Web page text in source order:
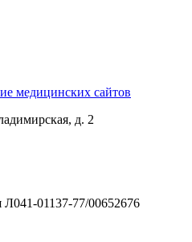
медицинских сайтов
д. 2
01137-77/00652676